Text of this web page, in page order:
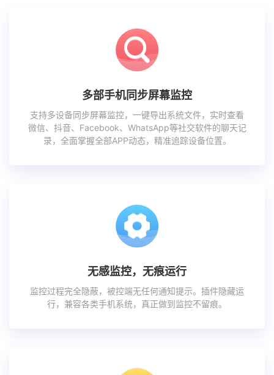
多部手机同步屏幕监控
支持多设备同步屏幕监控，一键导出系统文件，实时查看
微信、抖音、Facebook、WhatsApp等社交软件的聊天记
录，全面掌握全部APP动态，精准追踪设备位置。
无感监控，无痕运行
监控过程完全隐蔽，被控端无任何通知提示。插件隐藏运
行，兼容各类手机系统，真正做到监控不留痕。